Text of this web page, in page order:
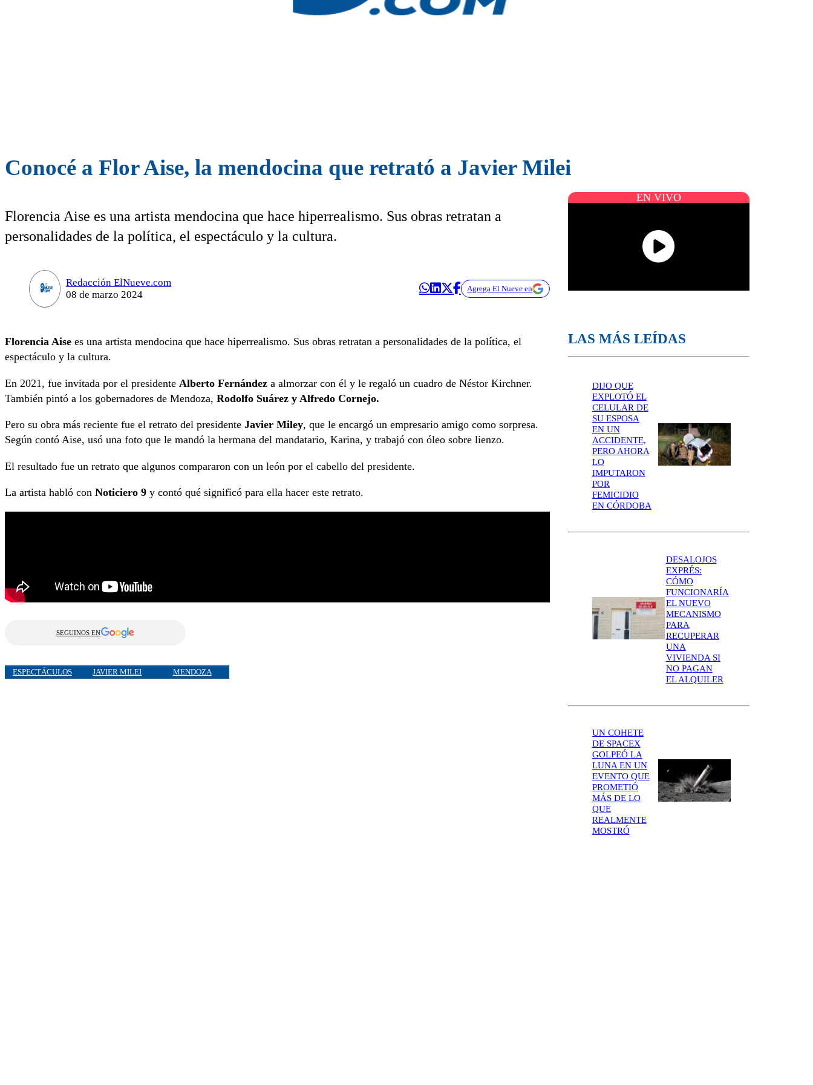
Conocé a Flor Aise, la mendocina que retrató a Javier Milei
Florencia Aise es una artista mendocina que hace hiperrealismo. Sus obras retratan a
personalidades de la política, el espectáculo y la cultura.
Redacción ElNueve.com
08 de marzo 2024
Agrega El Nueve en
Florencia Aise es una artista mendocina que hace hiperrealismo. Sus obras retratan a personalidades de la política, el
espectáculo y la cultura.
En 2021, fue invitada por el presidente Alberto Fernández a almorzar con él y le regaló un cuadro de Néstor Kirchner.
También pintó a los gobernadores de Mendoza, Rodolfo Suárez y Alfredo Cornejo.
Pero su obra más reciente fue el retrato del presidente Javier Miley, que le encargó un empresario amigo como sorpresa.
Según contó Aise, usó una foto que le mandó la hermana del mandatario, Karina, y trabajó con óleo sobre lienzo.
El resultado fue un retrato que algunos compararon con un león por el cabello del presidente.
La artista habló con Noticiero 9 y contó qué significó para ella hacer este retrato.
SEGUINOS EN
ESPECTÁCULOS JAVIER MILEI MENDOZA
EN VIVO
LAS MÁS LEÍDAS
DIJO QUE
EXPLOTÓ EL
CELULAR DE
SU ESPOSA
EN UN
ACCIDENTE,
PERO AHORA
LO
IMPUTARON
POR
FEMICIDIO
EN CÓRDOBA
DESALOJOS
EXPRÉS:
CÓMO
FUNCIONARÍA
EL NUEVO
MECANISMO
PARA
RECUPERAR
UNA
VIVIENDA SI
NO PAGAN
EL ALQUILER
UN COHETE
DE SPACEX
GOLPEÓ LA
LUNA EN UN
EVENTO QUE
PROMETIÓ
MÁS DE LO
QUE
REALMENTE
MOSTRÓ